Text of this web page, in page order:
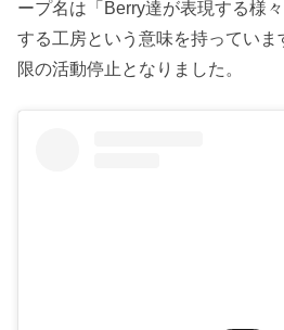
ープ名は「Berry達が表現する様
する工房という意味を持っていま
限の活動停止となりました。